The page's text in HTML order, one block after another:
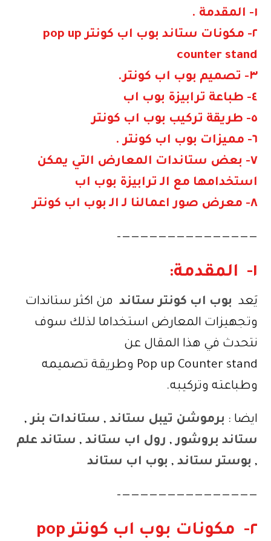
١- الم
قدمة .
٢- مكونات ستاند بوب اب كونتر pop up
counter stand
٣- تصميم بوب اب كونتر.
٤- طباعة ترابيزة بوب اب
٥- طريقة تركيب بوب اب كونتر
٦- مميزات بوب اب كونتر .
٧- بعض ستاندات المعارض التي يمكن
استخدامها مع الـ ترابيزة بوب اب
٨- معرض صور اعمالنا لـ الـ بوب اب كونتر
———————————————–
١- المقدمة:
يَعد بوب اب كونتر ستاند من اكثر ستاندات
وتجهيزات المعارض استخداما لذلك سوف
نتحدث في هذا المقال عن
Pop up Counter stand وطريقة تصميمه
وطباعته وتركيبه.
ايضا : برموشن تيبل ستاند , ستاندات بنر,
ستاند بروشور, رول اب ستاند , ستاند علم
, بوستر ستاند , بوب اب ستاند
———————————————–
٢- مكونات بوب اب كونتر pop